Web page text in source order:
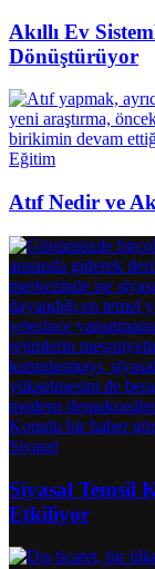
Akıllı Ev
Dönüştürüyor
Eğitim
Atıf Nedir ve
Siyaset
Siyasal Temsil
Etkiliyor